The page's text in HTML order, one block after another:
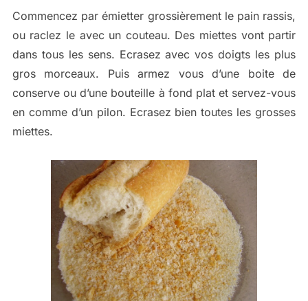
Commencez par émietter grossièrement le pain rassis,
ou raclez le avec un couteau. Des miettes vont partir
dans tous les sens. Ecrasez avec vos doigts les plus
gros morceaux. Puis armez vous d’une boite de
conserve ou d’une bouteille à fond plat et servez-vous
en comme d’un pilon. Ecrasez bien toutes les grosses
miettes.